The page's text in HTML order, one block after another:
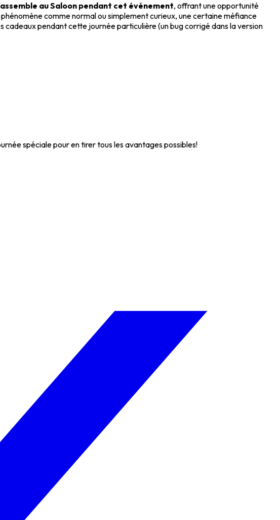
au Saloon pendant cet événement, offrant une opportunité
comme normal ou simplement curieux, une certaine méfiance
pendant cette journée particulière (un bug corrigé dans la version
spéciale pour en tirer tous les avantages possibles!